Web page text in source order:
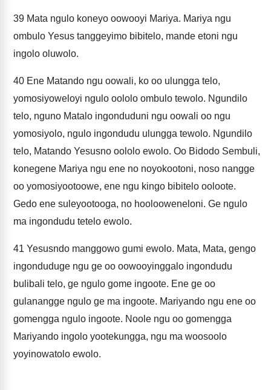
39 Mata ngulo koneyo oowooyi Mariya. Mariya ngu
ombulo Yesus tanggeyimo bibitelo, mande etoni ngu
ingolo oluwolo.
40 Ene Matando ngu oowali, ko oo ulungga telo,
yomosiyoweloyi ngulo oololo ombulo tewolo. Ngundilo
telo, nguno Matalo ingonduduni ngu oowali oo ngu
yomosiyolo, ngulo ingondudu ulungga tewolo. Ngundilo
telo, Matando Yesusno oololo ewolo. Oo Bidodo Sembuli,
konegene Mariya ngu ene no noyokootoni, noso nangge
oo yomosiyootoowe, ene ngu kingo bibitelo ooloote.
Gedo ene suleyootooga, no hoolooweneloni. Ge ngulo
ma ingondudu tetelo ewolo.
41 Yesusndo manggowo gumi ewolo. Mata, Mata, gengo
ingonduduge ngu ge oo oowooyinggalo ingondudu
bulibali telo, ge ngulo gome ingoote. Ene ge oo
gulanangge ngulo ge ma ingoote. Mariyando ngu ene oo
gomengga ngulo ingoote. Noole ngu oo gomengga
Mariyando ingolo yootekungga, ngu ma woosoolo
yoyinowatolo ewolo.